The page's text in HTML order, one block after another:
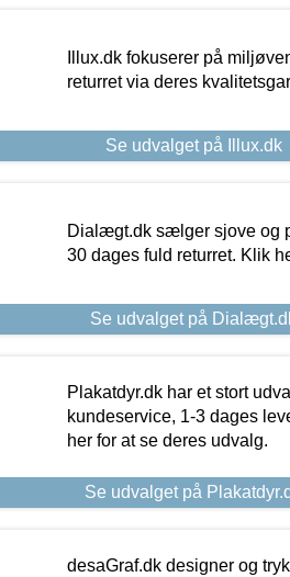
Illux.dk fokuserer på
returret via deres
Se udvalget på Illux.dk
Dialægt.dk sælger sjove og
30 dages fuld returret. Klik
Se udvalget på
Plakatdyr.dk har et stort
kundeservice, 1-3 dages
her for at se deres udvalg.
Se udvalget på
desaGraf.dk designer og